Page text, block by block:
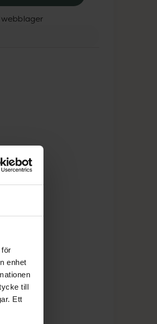
enhet
till
Ett
webblager